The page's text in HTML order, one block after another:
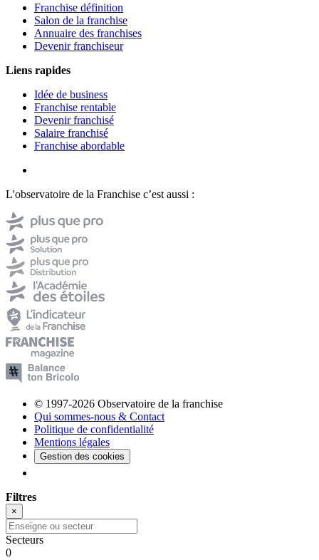
Franchise définition
Salon de la franchise
Annuaire des franchises
Devenir franchiseur
Liens rapides
Idée de business
Franchise rentable
Devenir franchisé
Salaire franchisé
Franchise abordable
L'observatoire de la Franchise c’est aussi :
© 1997-2026 Observatoire de la franchise
Qui sommes-nous & Contact
Politique de confidentialité
Mentions légales
Gestion des cookies
Filtres
×
Secteurs
0